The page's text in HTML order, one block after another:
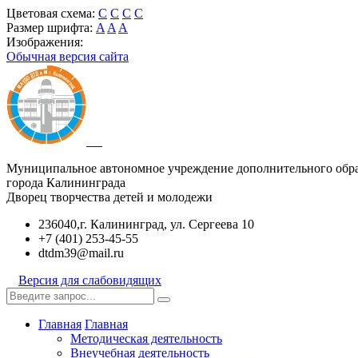
Цветовая схема: C C C C
Размер шрифта: A A A
Изображения:
Обычная версия сайта
Муниципальное автономное учреждение дополнительного
города Калининграда
Дворец творчества детей и молодежи
236040,г. Калининград, ул. Сергеева 10
+7 (401) 253-45-55
dtdm39@mail.ru
Версия для слабовидящих
Главная Главная
Методическая деятельность
Внеучебная деятельность